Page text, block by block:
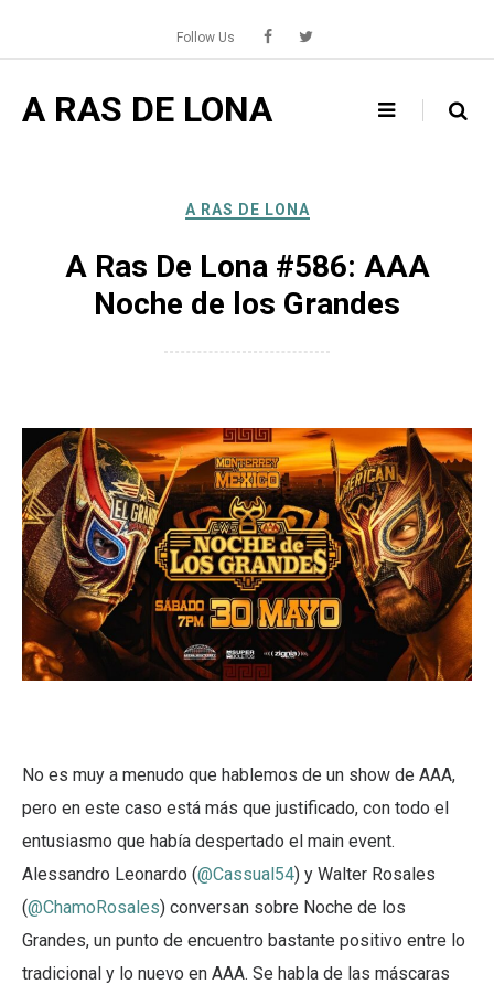
content
Follow Us
A RAS DE LONA
A RAS DE LONA
A Ras De Lona #586: AAA
Noche de los Grandes
No es muy a menudo que hablemos de un show de AAA,
pero en este caso está más que justificado, con todo el
entusiasmo que había despertado el main event.
Alessandro Leonardo (@Cassual54) y Walter Rosales
(@ChamoRosales) conversan sobre Noche de los
Grandes, un punto de encuentro bastante positivo entre lo
tradicional y lo nuevo en AAA. Se habla de las máscaras